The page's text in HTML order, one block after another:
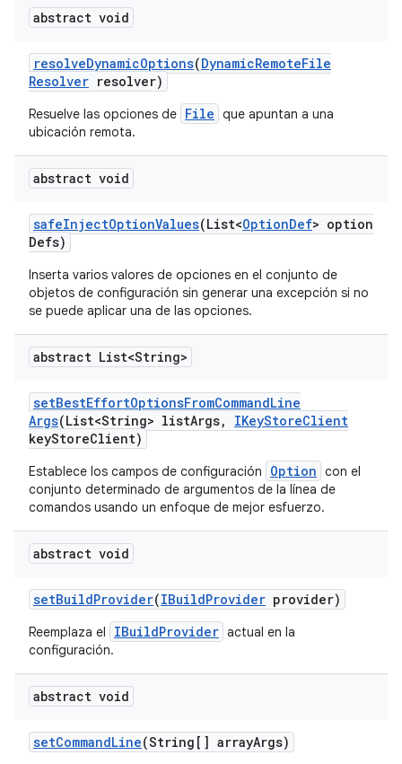
abstract void
resolveDynamicOptions(DynamicRemoteFile
Resolver resolver)
Resuelve las opciones de File que apuntan a una
ubicación remota.
abstract void
safeInjectOptionValues(List<OptionDef> option
Defs)
Inserta varios valores de opciones en el conjunto de
objetos de configuración sin generar una excepción si no
se puede aplicar una de las opciones.
abstract List<String>
setBestEffortOptionsFromCommandLine
Args(List<String> listArgs, IKeyStoreClient
keyStoreClient)
Establece los campos de configuración Option con el
conjunto determinado de argumentos de la línea de
comandos usando un enfoque de mejor esfuerzo.
abstract void
setBuildProvider(IBuildProvider provider)
Reemplaza el IBuildProvider actual en la
configuración.
abstract void
setCommandLine(String[] arrayArgs)